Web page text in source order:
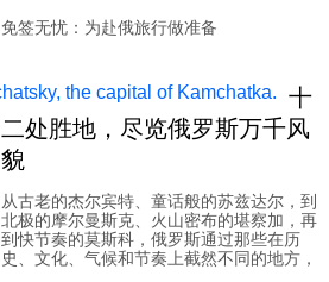
免签无忧：为赴俄旅行做准备
十
二处胜地，尽览俄罗斯万千风
貌
从古老的杰尔宾特、童话般的苏兹达尔，到
北极的摩尔曼斯克、火山密布的堪察加，再
到快节奏的莫斯科，俄罗斯通过那些在历
史、文化、气候和节奏上截然不同的地方，